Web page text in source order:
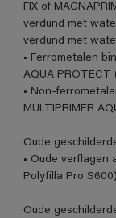
FIX of
verdund met
verdund met
• Ferrometalen
AQUA
• Non-
MULTIPRIMER
Oude
• Oude verflagen
Polyfilla Pro
Oude